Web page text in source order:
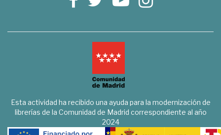
Esta actividad ha recibido una ayuda para la modernización de
librerías de la Comunidad de Madrid correspondiente al año
2024